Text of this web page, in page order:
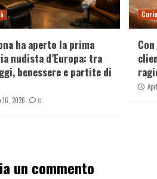
ha aperto la prima
nudista d’Europa: tra
benessere e partite di
16, 2026 0
un commento